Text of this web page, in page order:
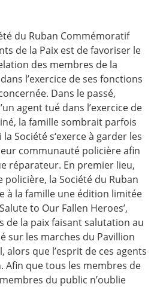
du Ruban Commémoratif
de la Paix est de favoriser le
des membres de la
l’exercice de ses fonctions
Dans le passé,
agent tué dans l’exercice de
la famille sombrait parfois
Société s‘exerce à garder les
communauté policière afin
réparateur. En premier lieu,
policière, la Société du Ruban
à la famille une édition limitée
to Our Fallen Heroes’,
de la paix faisant salutation au
sur les marches du Pavillion
que l’esprit de ces agents
que tous les membres de
du public n’oublie